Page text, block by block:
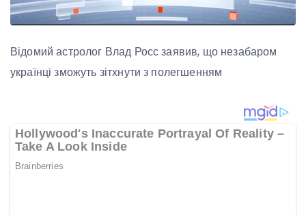
Відомий астролог Влад Росс заявив, що незабаром
українці зможуть зітхнути з полегшенням